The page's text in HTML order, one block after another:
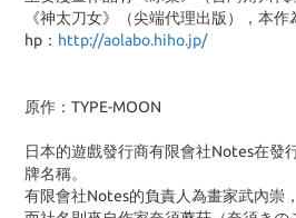
《神太刀女》（尖端代理出版），本作
hp： http://aolabo.hiho.jp/
原作：TYPE-MOON
日本的遊戲發行商有限會社Notes在發
牌名稱。
有限會社Notes的負責人為畫家武內崇，